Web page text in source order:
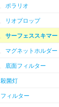
ポラリオ
リオプロップ
サーフェススキマー
マグネットホルダー
底面フィルター
殺菌灯
フィルター